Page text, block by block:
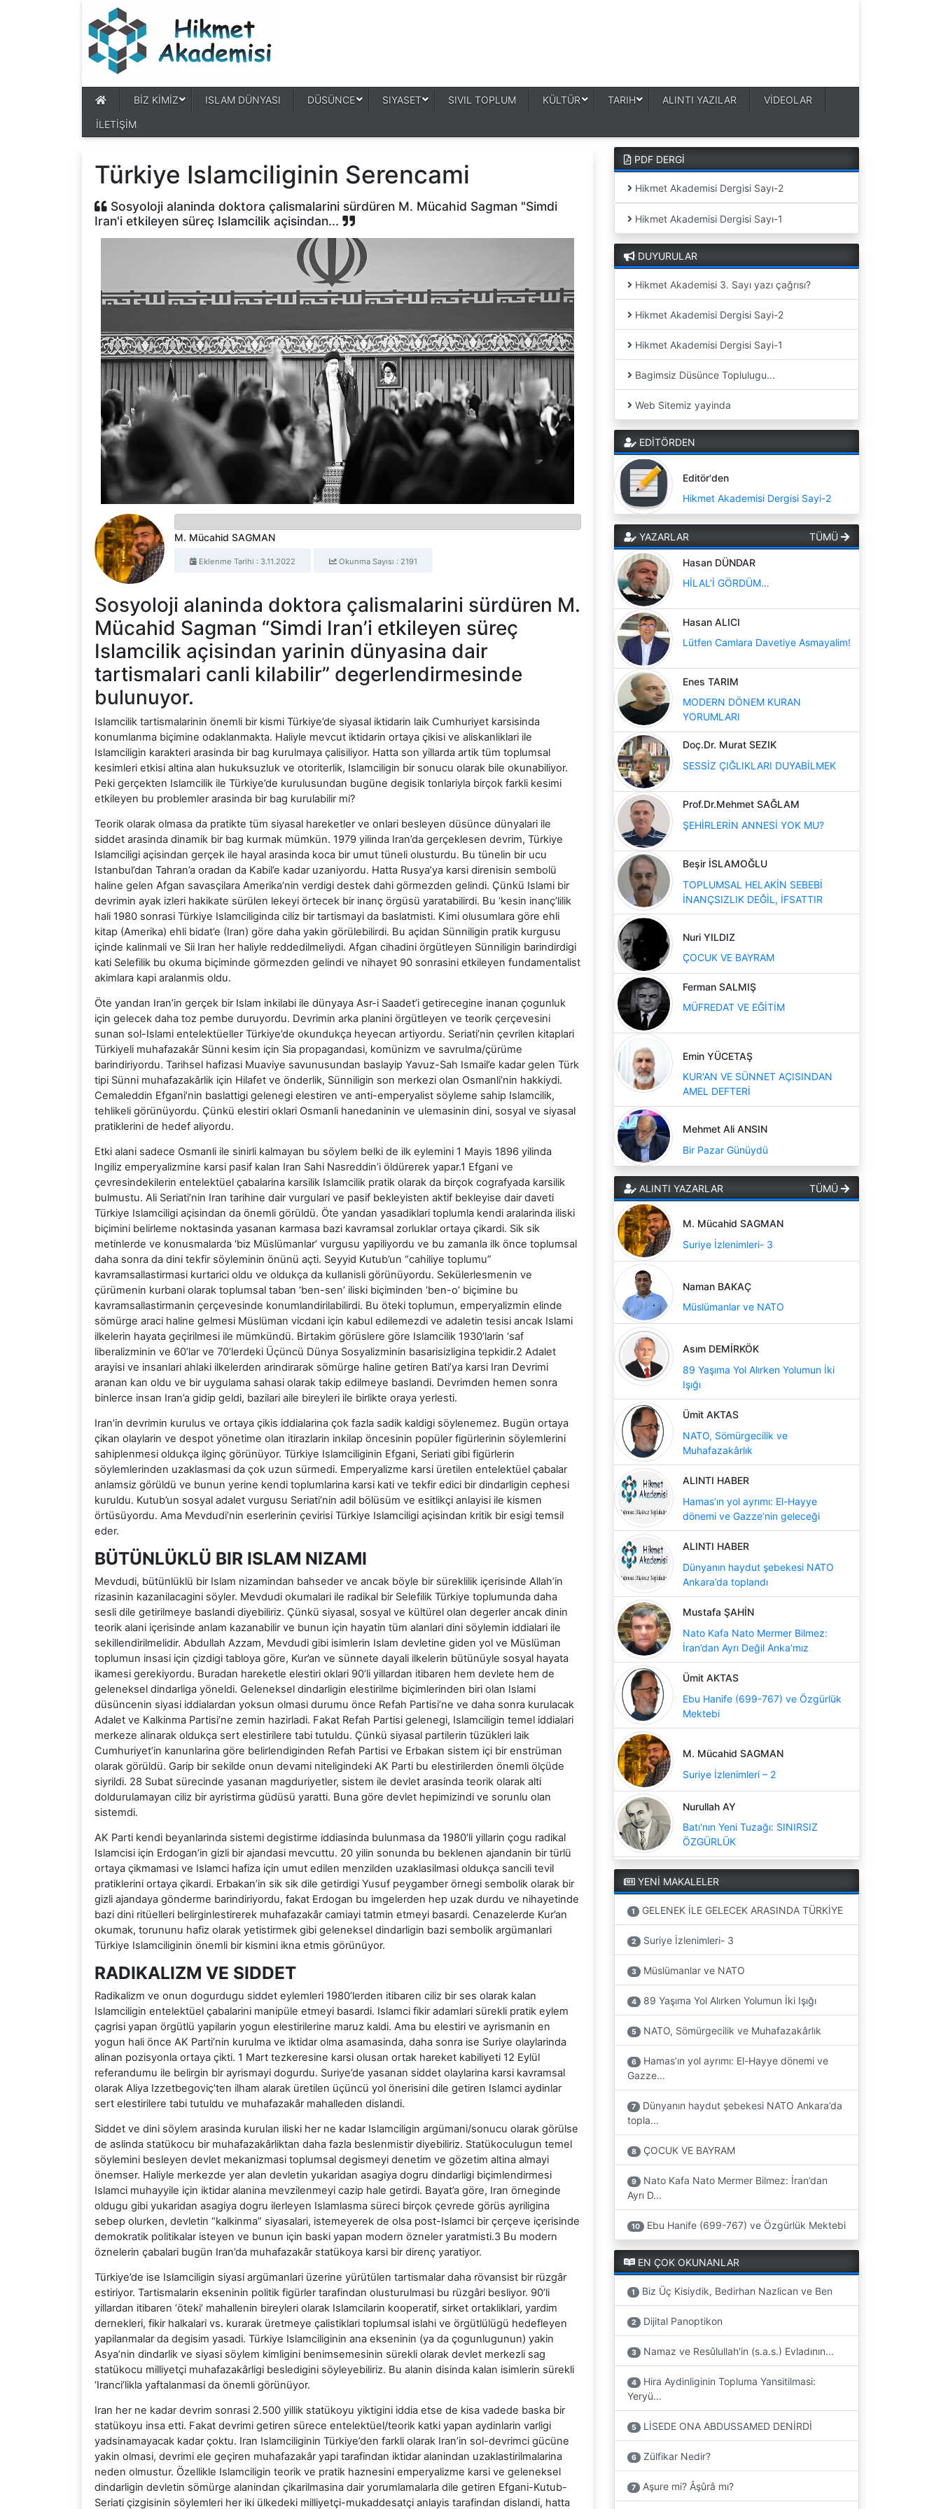
BİZ KİMİZ ISLAM DÜNYASI DÜSÜNCE SIYASET SIVIL TOPLUM KÜLTÜR TARIH ALINTI YAZILAR VİDEOLAR
İLETİŞİM
Türkiye Islamciliginin Serencami
Sosyoloji alaninda doktora çalismalarini sürdüren M. Mücahid Sagman "Simdi
Iran'i etkileyen süreç Islamcilik açisindan...
M. Mücahid SAGMAN
Eklenme Tarihi : 3.11.2022 Okunma Sayısı : 2191
Sosyoloji alaninda doktora çalismalarini sürdüren M.
Mücahid Sagman “Simdi Iran’i etkileyen süreç
Islamcilik açisindan yarinin dünyasina dair
tartismalari canli kilabilir” degerlendirmesinde
bulunuyor.
Islamcilik tartismalarinin önemli bir kismi Türkiye’de siyasal iktidarin laik Cumhuriyet karsisinda
konumlanma biçimine odaklanmakta. Haliyle mevcut iktidarin ortaya çikisi ve aliskanliklari ile
Islamciligin karakteri arasinda bir bag kurulmaya çalisiliyor. Hatta son yillarda artik tüm toplumsal
kesimleri etkisi altina alan hukuksuzluk ve otoriterlik, Islamciligin bir sonucu olarak bile okunabiliyor.
Peki gerçekten Islamcilik ile Türkiye’de kurulusundan bugüne degisik tonlariyla birçok farkli kesimi
etkileyen bu problemler arasinda bir bag kurulabilir mi?
Teorik olarak olmasa da pratikte tüm siyasal hareketler ve onlari besleyen düsünce dünyalari ile
siddet arasinda dinamik bir bag kurmak mümkün. 1979 yilinda Iran’da gerçeklesen devrim, Türkiye
Islamciligi açisindan gerçek ile hayal arasinda koca bir umut tüneli olusturdu. Bu tünelin bir ucu
Istanbul’dan Tahran’a oradan da Kabil’e kadar uzaniyordu. Hatta Rusya’ya karsi direnisin sembolü
haline gelen Afgan savasçilara Amerika’nin verdigi destek dahi görmezden gelindi. Çünkü Islami bir
devrimin ayak izleri hakikate sürülen lekeyi örtecek bir inanç örgüsü yaratabilirdi. Bu ‘kesin inanç’lilik
hali 1980 sonrasi Türkiye Islamciliginda ciliz bir tartismayi da baslatmisti. Kimi olusumlara göre ehli
kitap (Amerika) ehli bidat’e (Iran) göre daha yakin görülebilirdi. Bu açidan Sünniligin pratik kurgusu
içinde kalinmali ve Sii Iran her haliyle reddedilmeliydi. Afgan cihadini örgütleyen Sünniligin barindirdigi
kati Selefilik bu okuma biçiminde görmezden gelindi ve nihayet 90 sonrasini etkileyen fundamentalist
akimlara kapi aralanmis oldu.
Öte yandan Iran’in gerçek bir Islam inkilabi ile dünyaya Asr-i Saadet’i getirecegine inanan çogunluk
için gelecek daha toz pembe duruyordu. Devrimin arka planini örgütleyen ve teorik çerçevesini
sunan sol-Islami entelektüeller Türkiye’de okundukça heyecan artiyordu. Seriati’nin çevrilen kitaplari
Türkiyeli muhafazakâr Sünni kesim için Sia propagandasi, komünizm ve savrulma/çürüme
barindiriyordu. Tarihsel hafizasi Muaviye savunusundan baslayip Yavuz-Sah Ismail’e kadar gelen Türk
tipi Sünni muhafazakârlik için Hilafet ve önderlik, Sünniligin son merkezi olan Osmanli’nin hakkiydi.
Cemaleddin Efgani’nin baslattigi gelenegi elestiren ve anti-emperyalist söyleme sahip Islamcilik,
tehlikeli görünüyordu. Çünkü elestiri oklari Osmanli hanedaninin ve ulemasinin dini, sosyal ve siyasal
pratiklerini de hedef aliyordu.
Etki alani sadece Osmanli ile sinirli kalmayan bu söylem belki de ilk eylemini 1 Mayis 1896 yilinda
Ingiliz emperyalizmine karsi pasif kalan Iran Sahi Nasreddin’i öldürerek yapar.1 Efgani ve
çevresindekilerin entelektüel çabalarina karsilik Islamcilik pratik olarak da birçok cografyada karsilik
bulmustu. Ali Seriati’nin Iran tarihine dair vurgulari ve pasif bekleyisten aktif bekleyise dair daveti
Türkiye Islamciligi açisindan da önemli görüldü. Öte yandan yasadiklari toplumla kendi aralarinda iliski
biçimini belirleme noktasinda yasanan karmasa bazi kavramsal zorluklar ortaya çikardi. Sik sik
metinlerde ve konusmalarda ‘biz Müslümanlar’ vurgusu yapiliyordu ve bu zamanla ilk önce toplumsal
daha sonra da dini tekfir söyleminin önünü açti. Seyyid Kutub’un “cahiliye toplumu”
kavramsallastirmasi kurtarici oldu ve oldukça da kullanisli görünüyordu. Sekülerlesmenin ve
çürümenin kurbani olarak toplumsal taban ‘ben-sen’ iliski biçiminden ‘ben-o’ biçimine bu
kavramsallastirmanin çerçevesinde konumlandirilabilirdi. Bu öteki toplumun, emperyalizmin elinde
sömürge araci haline gelmesi Müslüman vicdani için kabul edilemezdi ve adaletin tesisi ancak Islami
ilkelerin hayata geçirilmesi ile mümkündü. Birtakim görüslere göre Islamcilik 1930’larin ‘saf
liberalizminin ve 60’lar ve 70’lerdeki Üçüncü Dünya Sosyalizminin basarisizligina tepkidir.2 Adalet
arayisi ve insanlari ahlaki ilkelerden arindirarak sömürge haline getiren Bati’ya karsi Iran Devrimi
aranan kan oldu ve bir uygulama sahasi olarak takip edilmeye baslandi. Devrimden hemen sonra
binlerce insan Iran’a gidip geldi, bazilari aile bireyleri ile birlikte oraya yerlesti.
Iran’in devrimin kurulus ve ortaya çikis iddialarina çok fazla sadik kaldigi söylenemez. Bugün ortaya
çikan olaylarin ve despot yönetime olan itirazlarin inkilap öncesinin popüler figürlerinin söylemlerini
sahiplenmesi oldukça ilginç görünüyor. Türkiye Islamciliginin Efgani, Seriati gibi figürlerin
söylemlerinden uzaklasmasi da çok uzun sürmedi. Emperyalizme karsi üretilen entelektüel çabalar
anlamsiz görüldü ve bunun yerine kendi toplumlarina karsi kati ve tekfir edici bir dindarligin cephesi
kuruldu. Kutub’un sosyal adalet vurgusu Seriati’nin adil bölüsüm ve esitlikçi anlayisi ile kismen
örtüsüyordu. Ama Mevdudi’nin eserlerinin çevirisi Türkiye Islamciligi açisindan kritik bir esigi temsil
eder.
BÜTÜNLÜKLÜ BIR ISLAM NIZAMI
Mevdudi, bütünlüklü bir Islam nizamindan bahseder ve ancak böyle bir süreklilik içerisinde Allah’in
rizasinin kazanilacagini söyler. Mevdudi okumalari ile radikal bir Selefilik Türkiye toplumunda daha
sesli dile getirilmeye baslandi diyebiliriz. Çünkü siyasal, sosyal ve kültürel olan degerler ancak dinin
teorik alani içerisinde anlam kazanabilir ve bunun için hayatin tüm alanlari dini söylemin iddialari ile
sekillendirilmelidir. Abdullah Azzam, Mevdudi gibi isimlerin Islam devletine giden yol ve Müslüman
toplumun insasi için çizdigi tabloya göre, Kur’an ve sünnete dayali ilkelerin bütünüyle sosyal hayata
ikamesi gerekiyordu. Buradan hareketle elestiri oklari 90’li yillardan itibaren hem devlete hem de
geleneksel dindarliga yöneldi. Geleneksel dindarligin elestirilme biçimlerinden biri olan Islami
düsüncenin siyasi iddialardan yoksun olmasi durumu önce Refah Partisi’ne ve daha sonra kurulacak
Adalet ve Kalkinma Partisi’ne zemin hazirladi. Fakat Refah Partisi gelenegi, Islamciligin temel iddialari
merkeze alinarak oldukça sert elestirilere tabi tutuldu. Çünkü siyasal partilerin tüzükleri laik
Cumhuriyet’in kanunlarina göre belirlendiginden Refah Partisi ve Erbakan sistem içi bir enstrüman
olarak görüldü. Garip bir sekilde onun devami niteligindeki AK Parti bu elestirilerden önemli ölçüde
siyrildi. 28 Subat sürecinde yasanan magduriyetler, sistem ile devlet arasinda teorik olarak alti
doldurulamayan ciliz bir ayristirma güdüsü yaratti. Buna göre devlet hepimizindi ve sorunlu olan
sistemdi.
AK Parti kendi beyanlarinda sistemi degistirme iddiasinda bulunmasa da 1980’li yillarin çogu radikal
Islamcisi için Erdogan’in gizli bir ajandasi mevcuttu. 20 yilin sonunda bu beklenen ajandanin bir türlü
ortaya çikmamasi ve Islamci hafiza için umut edilen menzilden uzaklasilmasi oldukça sancili tevil
pratiklerini ortaya çikardi. Erbakan’in sik sik dile getirdigi Yusuf peygamber örnegi sembolik olarak bir
gizli ajandaya gönderme barindiriyordu, fakat Erdogan bu imgelerden hep uzak durdu ve nihayetinde
bazi dini ritüelleri belirginlestirerek muhafazakâr camiayi tatmin etmeyi basardi. Cenazelerde Kur’an
okumak, torununu hafiz olarak yetistirmek gibi geleneksel dindarligin bazi sembolik argümanlari
Türkiye Islamciliginin önemli bir kismini ikna etmis görünüyor.
RADIKALIZM VE SIDDET
Radikalizm ve onun dogurdugu siddet eylemleri 1980’lerden itibaren ciliz bir ses olarak kalan
Islamciligin entelektüel çabalarini manipüle etmeyi basardi. Islamci fikir adamlari sürekli pratik eylem
çagrisi yapan örgütlü yapilarin yogun elestirilerine maruz kaldi. Ama bu elestiri ve ayrismanin en
yogun hali önce AK Parti’nin kurulma ve iktidar olma asamasinda, daha sonra ise Suriye olaylarinda
alinan pozisyonla ortaya çikti. 1 Mart tezkeresine karsi olusan ortak hareket kabiliyeti 12 Eylül
referandumu ile belirgin bir ayrismayi dogurdu. Suriye’de yasanan siddet olaylarina karsi kavramsal
olarak Aliya Izzetbegoviç’ten ilham alarak üretilen üçüncü yol önerisini dile getiren Islamci aydinlar
sert elestirilere tabi tutuldu ve muhafazakâr mahalleden dislandi.
Siddet ve dini söylem arasinda kurulan iliski her ne kadar Islamciligin argümani/sonucu olarak görülse
de aslinda statükocu bir muhafazakârliktan daha fazla beslenmistir diyebiliriz. Statükoculugun temel
söylemini besleyen devlet mekanizmasi toplumsal degismeyi denetim ve gözetim altina almayi
önemser. Haliyle merkezde yer alan devletin yukaridan asagiya dogru dindarligi biçimlendirmesi
Islamci muhayyile için iktidar alanina mevzilenmeyi cazip hale getirdi. Bayat’a göre, Iran örneginde
oldugu gibi yukaridan asagiya dogru ilerleyen Islamlasma süreci birçok çevrede görüs ayriligina
sebep olurken, devletin “kalkinma” siyasalari, istemeyerek de olsa post-Islamci bir çerçeve içerisinde
demokratik politikalar isteyen ve bunun için baski yapan modern özneler yaratmisti.3 Bu modern
öznelerin çabalari bugün Iran’da muhafazakâr statükoya karsi bir direnç yaratiyor.
Türkiye’de ise Islamciligin siyasi argümanlari üzerine yürütülen tartismalar daha rövansist bir rüzgâr
estiriyor. Tartismalarin ekseninin politik figürler tarafindan olusturulmasi bu rüzgâri besliyor. 90’li
yillardan itibaren ‘öteki’ mahallenin bireyleri olarak Islamcilarin kooperatif, sirket ortakliklari, yardim
dernekleri, fikir halkalari vs. kurarak üretmeye çalistiklari toplumsal islahi ve örgütlülügü hedefleyen
yapilanmalar da degisim yasadi. Türkiye Islamciliginin ana ekseninin (ya da çogunlugunun) yakin
Asya’nin dindarlik ve siyasi söylem kimligini benimsemesinin sürekli olarak devlet merkezli sag
statükocu milliyetçi muhafazakârligi besledigini söyleyebiliriz. Bu alanin disinda kalan isimlerin sürekli
‘Iranci’likla yaftalanmasi da önemli görünüyor.
Iran her ne kadar devrim sonrasi 2.500 yillik statükoyu yiktigini iddia etse de kisa vadede baska bir
statükoyu insa etti. Fakat devrimi getiren sürece entelektüel/teorik katki yapan aydinlarin varligi
yadsinamayacak kadar çoktu. Iran Islamciliginin Türkiye’den farkli olarak Iran’in sol-devrimci gücüne
yakin olmasi, devrimi ele geçiren muhafazakâr yapi tarafindan iktidar alanindan uzaklastirilmalarina
neden olmustur. Özellikle Islamciligin teorik ve pratik haznesini emperyalizme karsi ve geleneksel
dindarligin devletin sömürge alanindan çikarilmasina dair yorumlamalarla dile getiren Efgani-Kutub-
Seriati çizgisinin söylemleri her iki ülkedeki milliyetçi-mukaddesatçi anlayis tarafindan dislandi, hatta
PDF DERGİ
Hikmet Akademisi Dergisi Sayı-2
Hikmet Akademisi Dergisi Sayı-1
DUYURULAR
Hikmet Akademisi 3. Sayı yazı çağrısı?
Hikmet Akademisi Dergisi Sayi-2
Hikmet Akademisi Dergisi Sayi-1
Bagimsiz Düsünce Toplulugu...
Web Sitemiz yayinda
EDİTÖRDEN
Editör'den
Hikmet Akademisi Dergisi Sayi-2
YAZARLAR TÜMÜ
Hasan DÜNDAR
HİLAL’İ GÖRDÜM…
Hasan ALICI
Lütfen Camlara Davetiye Asmayalim!
Enes TARIM
MODERN DÖNEM KURAN
YORUMLARI
Doç.Dr. Murat SEZIK
SESSİZ ÇIĞLIKLARI DUYABİLMEK
Prof.Dr.Mehmet SAĞLAM
ŞEHİRLERİN ANNESİ YOK MU?
Beşir İSLAMOĞLU
TOPLUMSAL HELAKİN SEBEBİ
İNANÇSIZLIK DEĞİL, İFSATTIR
Nuri YILDIZ
ÇOCUK VE BAYRAM
Ferman SALMIŞ
MÜFREDAT VE EĞİTİM
Emin YÜCETAŞ
KUR'AN VE SÜNNET AÇISINDAN
AMEL DEFTERİ
Mehmet Ali ANSIN
Bir Pazar Günüydü
ALINTI YAZARLAR TÜMÜ
M. Mücahid SAGMAN
Suriye İzlenimleri- 3
Naman BAKAÇ
Müslümanlar ve NATO
Asım DEMİRKÖK
89 Yaşıma Yol Alırken Yolumun İki
Işığı
Ümit AKTAS
NATO, Sömürgecilik ve
Muhafazakârlık
ALINTI HABER
Hamas’ın yol ayrımı: El-Hayye
dönemi ve Gazze’nin geleceği
ALINTI HABER
Dünyanın haydut şebekesi NATO
Ankara’da toplandı
Mustafa ŞAHİN
Nato Kafa Nato Mermer Bilmez:
İran’dan Ayrı Değil Anka’mız
Ümit AKTAS
Ebu Hanife (699-767) ve Özgürlük
Mektebi
M. Mücahid SAGMAN
Suriye İzlenimleri – 2
Nurullah AY
Batı'nın Yeni Tuzağı: SINIRSIZ
ÖZGÜRLÜK
YENİ MAKALELER
1 GELENEK İLE GELECEK ARASINDA TÜRKİYE
2 Suriye İzlenimleri- 3
3 Müslümanlar ve NATO
4 89 Yaşıma Yol Alırken Yolumun İki Işığı
5 NATO, Sömürgecilik ve Muhafazakârlık
6
Hamas’ın yol ayrımı: El-Hayye dönemi ve
Gazze...
7
Dünyanın haydut şebekesi NATO Ankara’da
topla...
8 ÇOCUK VE BAYRAM
9
Nato Kafa Nato Mermer Bilmez: İran’dan
Ayrı D...
10 Ebu Hanife (699-767) ve Özgürlük Mektebi
EN ÇOK OKUNANLAR
1 Biz Üç Kisiydik, Bedirhan Nazlican ve Ben
2 Dijital Panoptikon
3 Namaz ve Resûlullah'in (s.a.s.) Evladının...
4
Hira Aydinliginin Topluma Yansitilmasi:
Yeryü...
5 LİSEDE ONA ABDUSSAMED DENİRDİ
6 Zülfikar Nedir?
7 Aşure mi? Âşûrâ mı?